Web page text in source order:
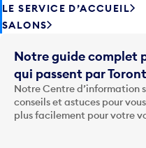
SALONS
qui passent par
Notre Centre d’information
conseils et astuces pour
plus facilement pour votre